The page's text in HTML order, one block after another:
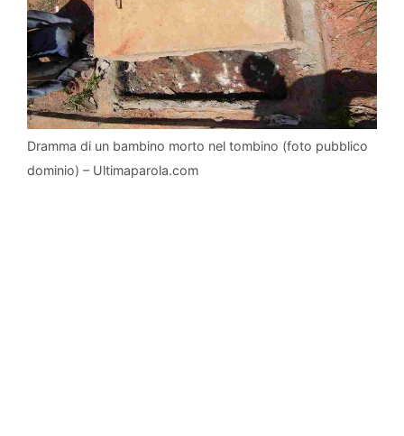
Dramma di un bambino morto nel tombino (foto pubblico
dominio) – Ultimaparola.com